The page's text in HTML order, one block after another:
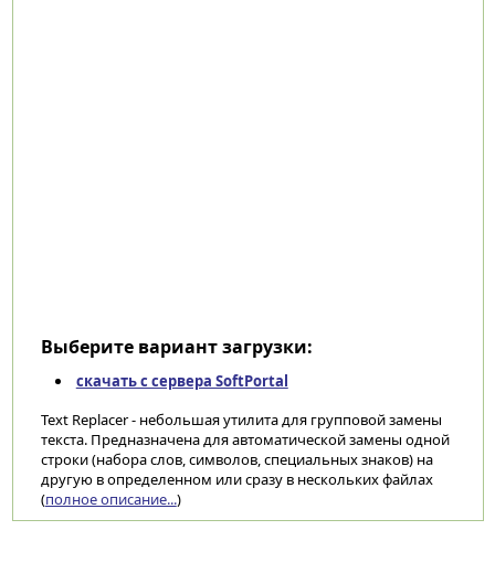
Выберите вариант загрузки:
скачать с сервера SoftPortal
Text Replacer - небольшая утилита для групповой замены
текста. Предназначена для автоматической замены одной
строки (набора слов, символов, специальных знаков) на
другую в определенном или сразу в нескольких файлах
(полное описание...)